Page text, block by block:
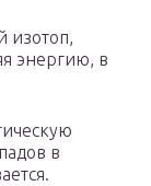
изотоп,
энергию, в
в